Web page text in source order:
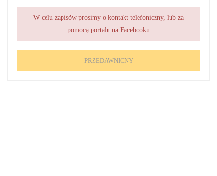
W celu zapisów prosimy o kontakt telefoniczny, lub za
pomocą portalu na Facebooku
PRZEDAWNIONY